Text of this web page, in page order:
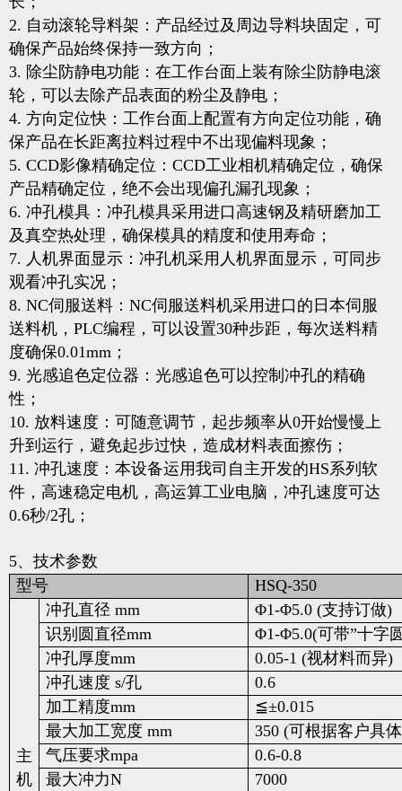
2. 自动滚轮导料架：产品经过及周边导料块固定，可
确保产品始终保持一致方向；
3. 除尘防静电功能：在工作台面上装有除尘防静电滚
轮，可以去除产品表面的粉尘及静电；
4. 方向定位快：工作台面上配置有方向定位功能，确
保产品在长距离拉料过程中不出现偏料现象；
5. CCD影像精确定位：CCD工业相机精确定位，确保
产品精确定位，绝不会出现偏孔漏孔现象；
6. 冲孔模具：冲孔模具采用进口高速钢及精研磨加工
及真空热处理，确保模具的精度和使用寿命；
7. 人机界面显示：冲孔机采用人机界面显示，可同步
观看冲孔实况；
8. NC伺服送料：NC伺服送料机采用进口的日本伺服
送料机，PLC编程，可以设置30种步距，每次送料精
度确保0.01mm；
9. 光感追色定位器：光感追色可以控制冲孔的精确
性；
10. 放料速度：可随意调节，起步频率从0开始慢慢上
升到运行，避免起步过快，造成材料表面擦伤；
11. 冲孔速度：本设备运用我司自主开发的HS系列软
件，高速稳定电机，高运算工业电脑，冲孔速度可达
0.6秒/2孔；
5、技术参数
型号
HSQ-350
主
机
冲孔直径 mm
Φ1-Φ5.0 (支持订做)
识别圆直径mm
Φ1-Φ5.0(可带”十字
冲孔厚度mm
0.05-1 (视材料而异)
冲孔速度 s/孔
0.6
加工精度mm
≦±0.015
最大加工宽度 mm
350 (可根据客户具
气压要求mpa
0.6-0.8
最大冲力N
7000